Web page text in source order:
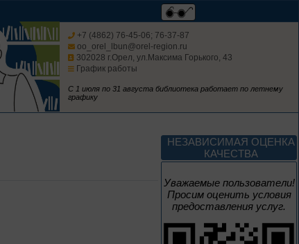
+7 (4862) 76-45-06; 76-37-87
oo_orel_lbun@orel-region.ru
302028 г.Орел, ул.Максима Горького, 43
График работы
С 1 июля по 31 августа библиотека работает по летнему
графику
НЕЗАВИСИМАЯ ОЦЕНКА
КАЧЕСТВА
Уважаемые пользователи!
Просим оценить условия
предоставления услуг.
До конца года
Россия: приглашение
в путешествие
Цикл выставок литературы
Мастера кисти:
галерея талантов
Цикл выставок литературы
До конца года